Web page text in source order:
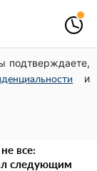
подтверждаете,
и
вывел
фиктивную
началом
все:
следующим